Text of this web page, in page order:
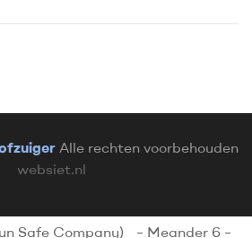
Alle rechten voorbehouden
websiet.nl
Safe Company) – Meander 6 –